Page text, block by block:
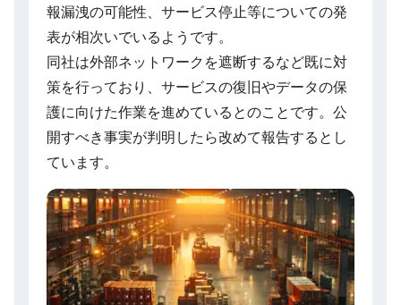
報漏洩の可能性、サービス停止等についての発
表が相次いでいるようです。
同社は外部ネットワークを遮断するなど既に対
策を行っており、サービスの復旧やデータの保
護に向けた作業を進めているとのことです。公
開すべき事実が判明したら改めて報告するとし
ています。